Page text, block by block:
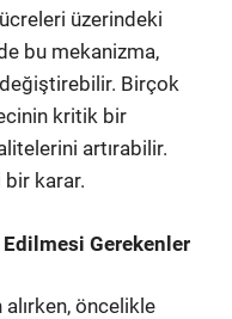
üzerindeki
bu mekanizma,
Birçok
kritik bir
artırabilir.
bir karar.
Edilmesi Gerekenler
öncelikle